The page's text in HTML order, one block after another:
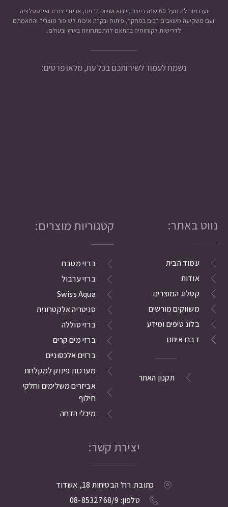
יועם מובילה מעל 60 שנה בייצור, ייבוא ושיווק ברזים, אביזרי צנרת ואינסטלציה.
יועם משקיעה משאבים רבים במחקר, פיתוח ובקרת איכות לשיפור מוצריה והתאמתם
לדרישות לקוחותיה בהתאם להתפתחויות בארץ ובעולם.
נשמח לעמוד לשירותכם בכל עת, מלאו פרטים:
נווט באתר:
עמוד הבית
אודות
קטלוג המוצרים
משווקים מורשים
בלוג טיפים ומידע
דברו איתנו
תקנון האתר
קטגוריות מוצרים:
ברזי מטבח
ברזי ערבול
Swiss Aqua
סניטריה אלקטרונית
ברזי סוללה
ברזי מים קרים
ברזים אלכסוניים
מערכות פינוק למקלחת
אביזרים משלימים וחלקי
חילוף
מיכלי הדחה
יצירת קשר:
כתובת: רח' הבטיחות 18, אשדוד
טלפון: 08-8532768/9